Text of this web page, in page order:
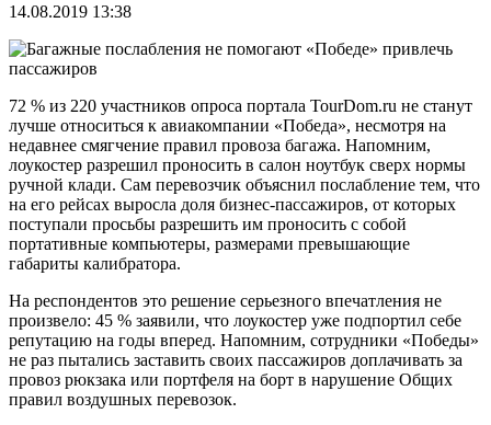
14.08.2019 13:38
72 % из 220 участников опроса портала TourDom.ru не станут
лучше относиться к авиакомпании «Победа», несмотря на
недавнее смягчение правил провоза багажа. Напомним,
лоукостер разрешил проносить в салон ноутбук сверх нормы
ручной клади. Сам перевозчик объяснил послабление тем, что
на его рейсах выросла доля бизнес-пассажиров, от которых
поступали просьбы разрешить им проносить с собой
портативные компьютеры, размерами превышающие
габариты калибратора.
На респондентов это решение серьезного впечатления не
произвело: 45 % заявили, что лоукостер уже подпортил себе
репутацию на годы вперед. Напомним, сотрудники «Победы»
не раз пытались заставить своих пассажиров доплачивать за
провоз рюкзака или портфеля на борт в нарушение Общих
правил воздушных перевозок.